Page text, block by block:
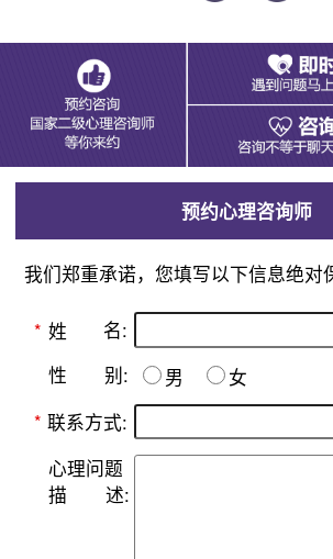
预约心理咨询师
我们郑重承诺，您填写以下信息绝对
* 姓 名:
性 别: 男
女
* 联系方式:
心理问题
描
述: